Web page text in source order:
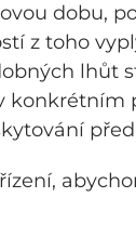
dobu,
z toho
lhůt
konkrétním